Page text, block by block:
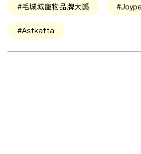
#毛城城寵物品牌大獎
#Astkatta